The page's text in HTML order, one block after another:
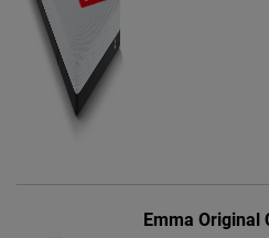
Emma Original